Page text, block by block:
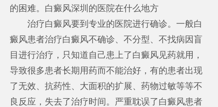
的困难。 白癜风深圳的医院在什么地方
治疗白癜风要到专业的医院进行确诊。一般白
癜风患者治疗白癜风不确诊、不分型、不找病因盲
目进行治疗，只知道自己患上了白癜风见药就用，
导致很多患者长期用药而不能治好，有的患者出现
了无效、抗药性、大面积的扩展、药物过敏等等不
良反应，失去了治疗时间。严重耽误了白癜风患者